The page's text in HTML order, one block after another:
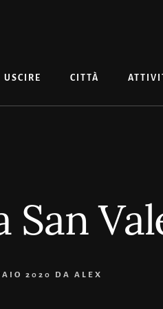
USCIRE CITTÀ
San
2020 DA ALEX